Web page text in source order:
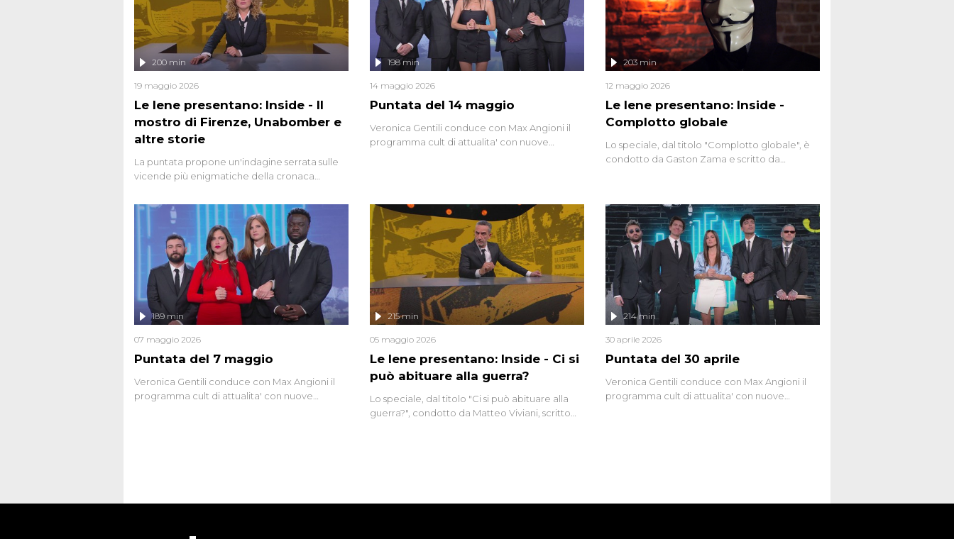
controversi e i protagonisti di un'indagine che
sembra non avere fine.
Le Iene presentano: Inside - Il
mostro di Firenze, Unabomber e
altre storie
200 min
19 maggio 2026
La puntata propone un'indagine serrata sulle
vicende più enigmatiche della cronaca
seriale responsabile di decine di attentati tra
gli anni '90 e il 2000 che, inquietantemente,
potrebbe essere ancora in libertà. Lo speciale
affronta inoltre le zone d'ombra sul Mostro di
Firenze, le cui responsabilità appaiono ancora
oggi avvolte in un groviglio di dubbi mai
chiariti. Nel corso dello speciale anche
l'intervista inedita a Olindo Romano, realizzata
ne...
Puntata del 14 maggio
198 min
14 maggio 2026
Veronica Gentili conduce con Max Angioni il
programma cult di attualita' con nuove
Le Iene presentano: Inside -
Complotto globale
203 min
12 maggio 2026
Lo speciale, dal titolo "Complotto globale", è
condotto da Gaston Zama e scritto da
tempo, racconta l'universo delle narrazioni
alternative, dei sospetti globali e del
complottismo che negli ultimi anni hanno
invaso social network, talk show, piazze digitali
e immaginario collettivo.
Puntata del 7 maggio
189 min
07 maggio 2026
Veronica Gentili conduce con Max Angioni il
programma cult di attualita' con nuove
Le Iene presentano: Inside - Ci si
può abituare alla guerra?
215 min
05 maggio 2026
Lo speciale, dal titolo "Ci si può abituare alla
guerra?", condotto da Matteo Viviani, scritto
Puntata del 30 aprile
214 min
30 aprile 2026
Veronica Gentili conduce con Max Angioni il
programma cult di attualita' con nuove